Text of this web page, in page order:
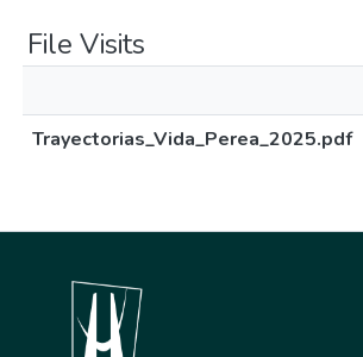
File Visits
Trayectorias_Vida_Perea_2025.pdf